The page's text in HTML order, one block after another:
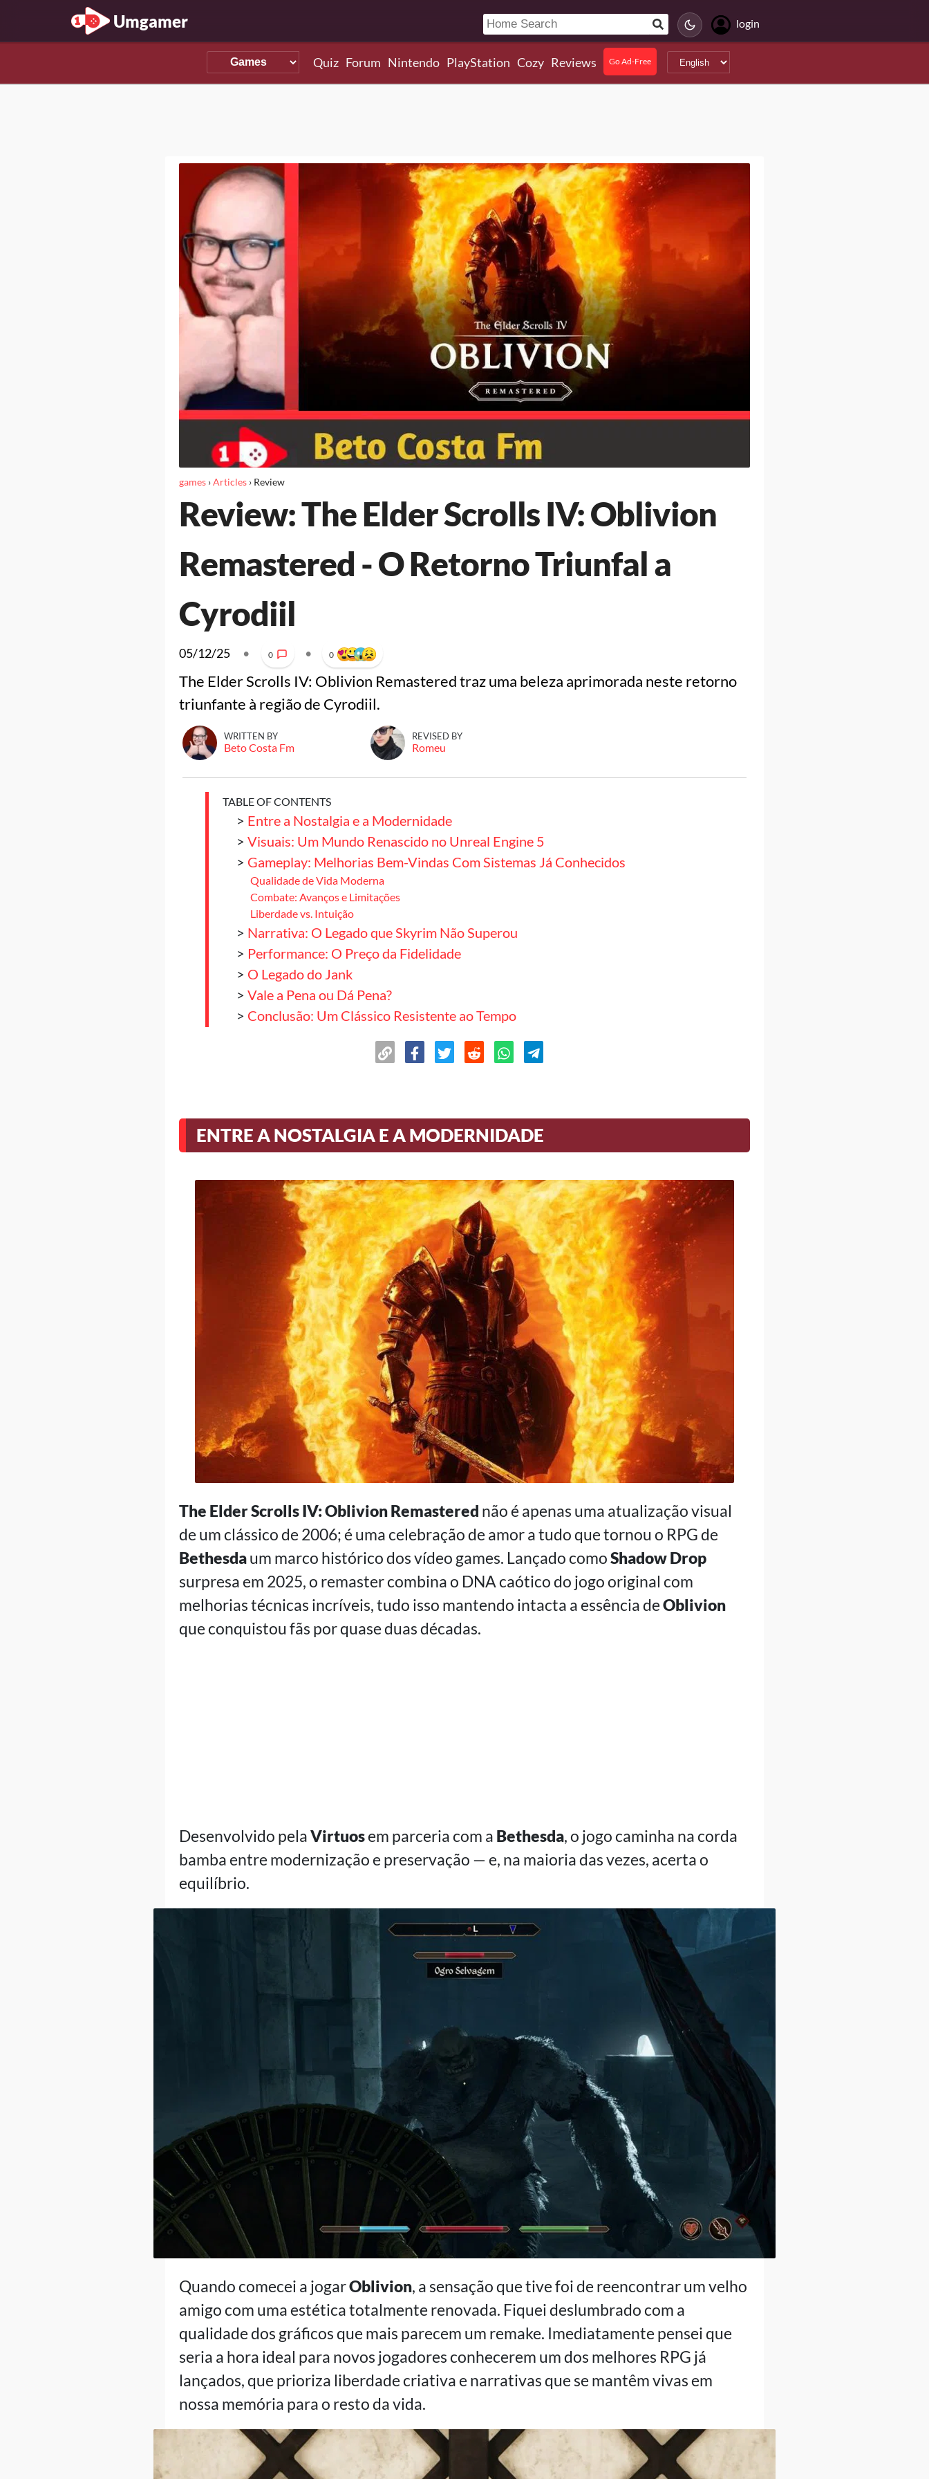
Umgamer login
Quiz Forum Nintendo PlayStation Cozy Reviews Go Ad-Free
games›Articles› Review
Review: The Elder Scrolls IV: Oblivion
Remastered - O Retorno Triunfal a
Cyrodiil
05/12/25 • 0 • 0
The Elder Scrolls IV: Oblivion Remastered traz uma beleza aprimorada neste retorno
triunfante à região de Cyrodiil.
WRITTEN BY
Beto Costa Fm
REVISED BY
Romeu
TABLE OF CONTENTS
> Entre a Nostalgia e a Modernidade
> Visuais: Um Mundo Renascido no Unreal Engine 5
> Gameplay: Melhorias Bem-Vindas Com Sistemas Já Conhecidos
Qualidade de Vida Moderna
Combate: Avanços e Limitações
Liberdade vs. Intuição
> Narrativa: O Legado que Skyrim Não Superou
> Performance: O Preço da Fidelidade
> O Legado do Jank
> Vale a Pena ou Dá Pena?
> Conclusão: Um Clássico Resistente ao Tempo
ENTRE A NOSTALGIA E A MODERNIDADE
The Elder Scrolls IV: Oblivion Remastered não é apenas uma atualização visual
de um clássico de 2006; é uma celebração de amor a tudo que tornou o RPG de
Bethesdaum marco histórico dos vídeo games. Lançado comoShadow Drop
surpresa em 2025, o remaster combina o DNA caótico do jogo original com
melhorias técnicas incríveis, tudo isso mantendo intacta a essência deOblivion
que conquistou fãs por quase duas décadas.
Desenvolvido pelaVirtuosem parceria com a Bethesda, o jogo caminha na corda
bamba entre modernização e preservação — e, na maioria das vezes, acerta o
equilíbrio.
Quando comecei a jogarOblivion, a sensação que tive foi de reencontrar um velho
amigo com uma estética totalmente renovada. Fiquei deslumbrado com a
qualidade dos gráficos que mais parecem um remake. Imediatamente pensei que
seria a hora ideal para novos jogadores conhecerem um dos melhores RPG já
lançados, que prioriza liberdade criativa e narrativas que se mantêm vivas em
nossa memória para o resto da vida.